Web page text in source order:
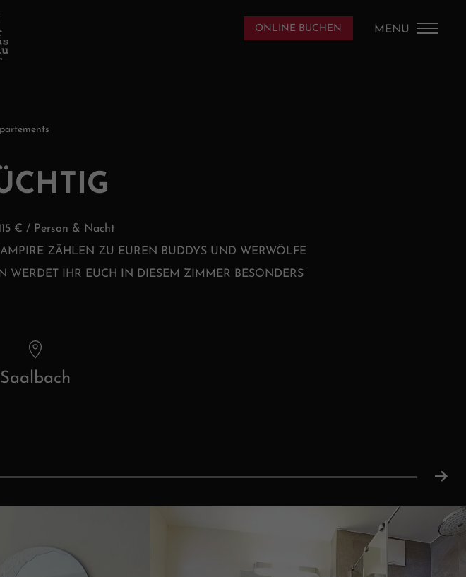
ONLINE BUCHEN MENU
€ / Person & Nacht
ZÄHLEN ZU EUREN BUDDYS UND WERWÖLFE
WERDET IHR EUCH IN DIESEM ZIMMER BESONDERS
Saalbach
SAALBACH